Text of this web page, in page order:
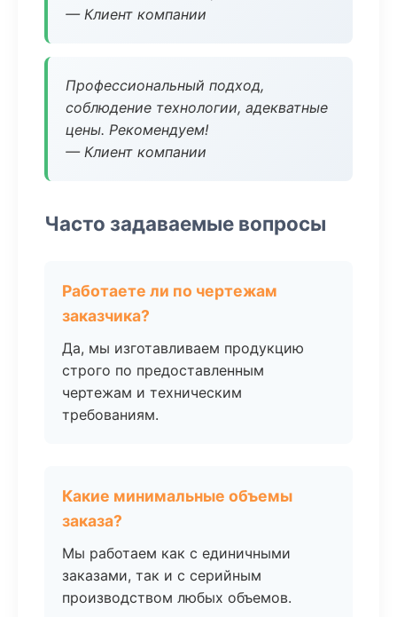
— Клиент компании
Профессиональный подход,
соблюдение технологии, адекватные
цены. Рекомендуем!
— Клиент компании
Часто задаваемые вопросы
Работаете ли по чертежам
заказчика?
Да, мы изготавливаем продукцию
строго по предоставленным
чертежам и техническим
требованиям.
Какие минимальные объемы
заказа?
Мы работаем как с единичными
заказами, так и с серийным
производством любых объемов.